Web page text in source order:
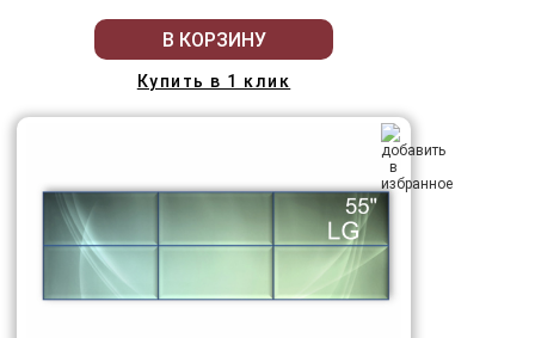
В КОРЗИНУ
Купить в 1 клик